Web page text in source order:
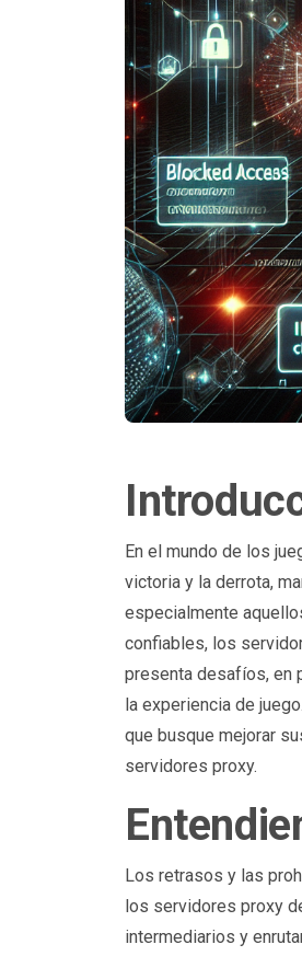
En el mundo de los
victoria y la derrota,
especialmente
confiables, los
presenta desafíos, en
la experiencia de
que busque mejorar
servidores proxy.
Los retrasos y las
los servidores proxy
intermediarios y